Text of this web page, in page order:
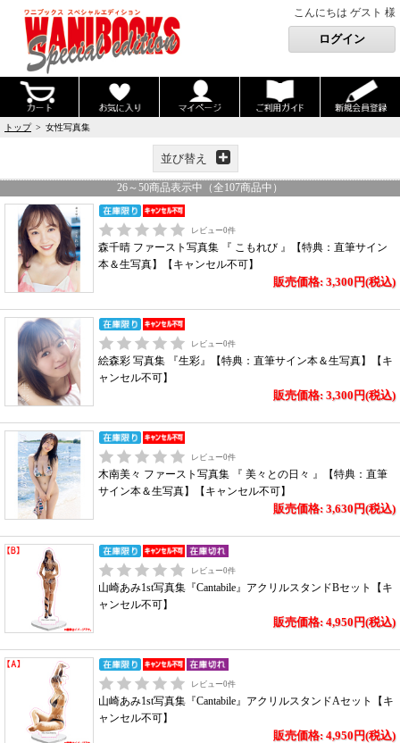
こんにちは ゲスト 様
トップ> 女性写真集
並び替え
26～ 50商品表示中（全107商品中）
レビュー0件
森千晴 ファースト写真集 『 こもれび 』【特典：直筆サイン
本＆生写真】【キャンセル不可】
販売価格: 3,300円(税込)
レビュー0件
絵森彩 写真集 『生彩』【特典：直筆サイン本＆生写真】【キ
ャンセル不可】
販売価格: 3,300円(税込)
レビュー0件
木南美々 ファースト写真集 『 美々との日々 』【特典：直筆
サイン本＆生写真】【キャンセル不可】
販売価格: 3,630円(税込)
レビュー0件
山崎あみ1st写真集『Cantabile』アクリルスタンドBセット【キ
ャンセル不可】
販売価格: 4,950円(税込)
レビュー0件
山崎あみ1st写真集『Cantabile』アクリルスタンドAセット【キ
ャンセル不可】
販売価格: 4,950円(税込)